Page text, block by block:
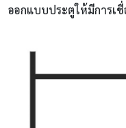
ออกแบบประตูให้มีการเ